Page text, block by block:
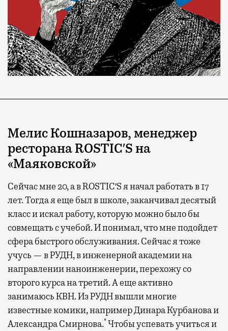
Мелис Кошназаров, менеджер
ресторана ROSTIC′S на
«Маяковской»
Сейчас мне 20, а в ROSTIC′S я начал работать в 17
лет. Тогда я еще был в школе, заканчивал десятый
класс и искал работу, которую можно было бы
совмещать с учебой. И понимал, что мне подойдет
сфера быстрого обслуживания. Сейчас я тоже
учусь — в РУДН, в инженерной академии на
направлении наноинженерии, перехожу со
второго курса на третий. А еще активно
занимаюсь КВН. Из РУДН вышли многие
известные комики, например Динара Курбанова и
Александра Смирнова.*Чтобы успевать учиться и